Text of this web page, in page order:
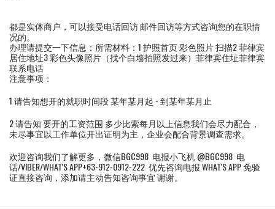
都是实体商户，可以接受电话回访 邮件回访等方式咨询您的在职情
况的。
办理请提交一下信息：所需材料：1 护照首页 彩色照片 扫描2 菲律宾
居住地址3 彩色头像照片（找个白墙拍照发过来）菲律宾住址菲律宾
联系电话
注意事项：
1 请告知想开的就职时间段 某年某月起 - 到某年某月止
2 请告知 要开的工资范围 多少比索每月以上信息我们会尽力配合，
未尽事宜以工作单位开出证明为主，企业会配合背景调查需求。
欢迎咨询我们了解更多，微信BGC998 电报小飞机 @BGC998 电
话/VIBER/WHAT'S APP+63-912-0912-222 优先咨询电报 WHAT'S APP 免验
证直接咨询，添加请主动告知咨询事宜 谢谢。